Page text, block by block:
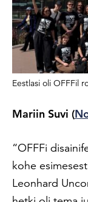
Eestlasi oli OFFFil
Mariin Suvi (
“OFFFi
kohe
Leonhard